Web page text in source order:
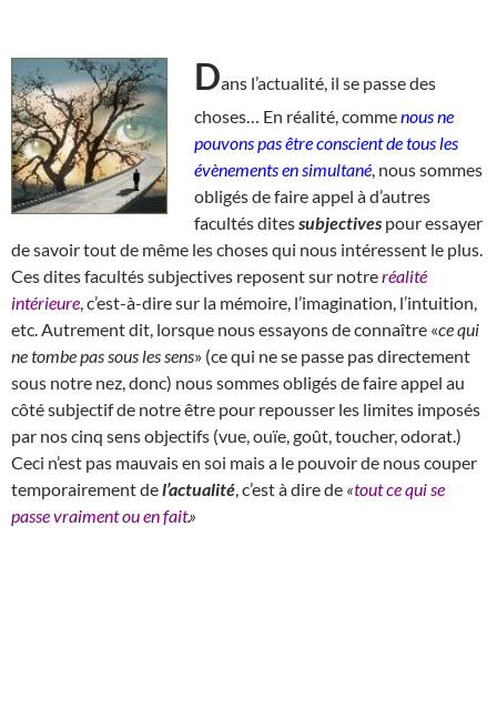
Dans l’actualité, il se passe des
choses… En réalité, commenous ne
pouvons pas être conscient de tous les
évènements en simultané , nous sommes
obligés de faire appel à d’autres
facultés ditessubjectives pour essayer
de savoir tout de même les choses qui nous intéressent le plus.
Ces dites facultés subjectives reposent sur notreréalité
intérieure , c’est-à-dire sur la mémoire, l’imagination, l’intuition,
etc. Autrement dit, lorsque nous essayons de connaître «ce qui
ne tombe pas sous les sens» (ce qui ne se passe pas directement
sous notre nez, donc) nous sommes obligés de faire appel au
côté subjectif de notre être pour repousser les limites imposés
par nos cinq sens objectifs (vue, ouïe, goût, toucher, odorat.)
Ceci n’est pas mauvais en soi mais a le pouvoir de nous couper
temporairement del’actualité , c’est à dire de «tout ce qui se
passe vraiment ou en fait.»